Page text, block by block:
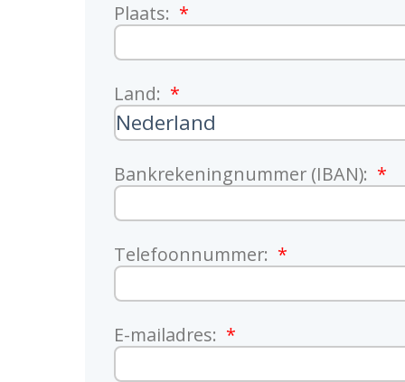
Plaats:
Land:
Bankrekeningnummer (IBAN):
Telefoonnummer:
E-mailadres: